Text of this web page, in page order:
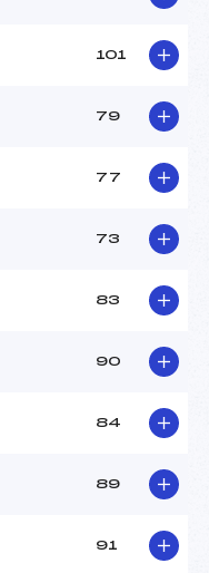
PELLEGRIN (AP)
OLLIER (AP)
27
MAURE (MB)
BOILEAU (MV)
PELLEGRIN (AP)
LAMBERTI (AP)
RICARD (AP)
126.2400
101
79
77
73
83
90
84
89
91